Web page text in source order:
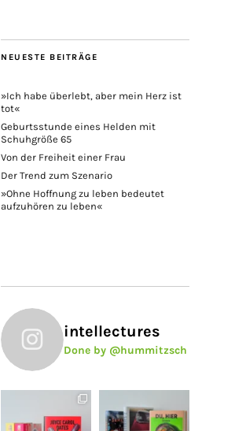
NEUESTE BEITRÄGE
»Ich habe überlebt, aber mein Herz ist
tot«
Geburtsstunde eines Helden mit
Schuhgröße 65
Von der Freiheit einer Frau
Der Trend zum Szenario
»Ohne Hoffnung zu leben bedeutet
aufzuhören zu leben«
intellectures
Done by @hummitzsch